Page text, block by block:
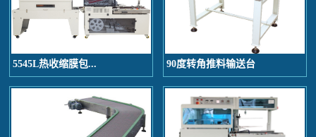
5545L热收缩膜包... 90度转角推料输送台